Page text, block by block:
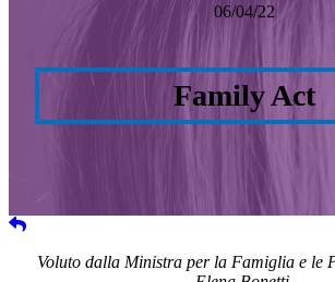
06/04/22
Family Act
Voluto dalla Ministra per la Famiglia e le